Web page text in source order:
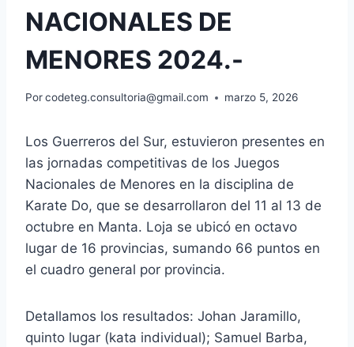
NACIONALES DE
MENORES 2024.-
Porcodeteg.consultoria@gmail.com marzo 5, 2026
Los Guerreros del Sur, estuvieron presentes en
las jornadas competitivas de los Juegos
Nacionales de Menores en la disciplina de
Karate Do, que se desarrollaron del 11 al 13 de
octubre en Manta. Loja se ubicó en octavo
lugar de 16 provincias, sumando 66 puntos en
el cuadro general por provincia.
Detallamos los resultados: Johan Jaramillo,
quinto lugar (kata individual); Samuel Barba,